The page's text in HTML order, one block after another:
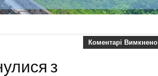
Коментарі Вимкнено
з